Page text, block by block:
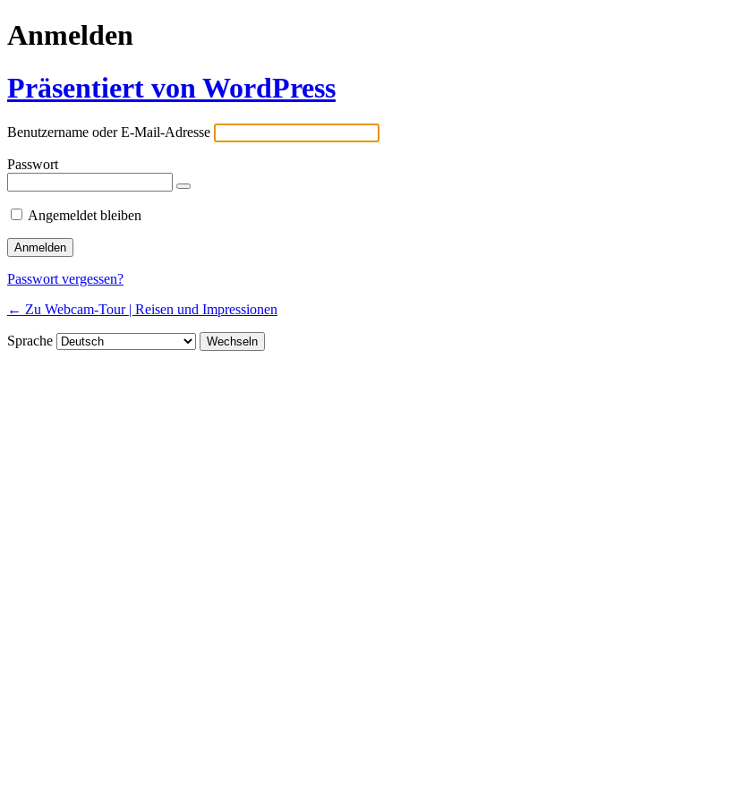
Anmelden
Präsentiert von WordPress
Benutzername oder E-Mail-Adresse
Passwort
Angemeldet bleiben
Passwort vergessen?
← Zu Webcam-Tour | Reisen und Impressionen
Sprache